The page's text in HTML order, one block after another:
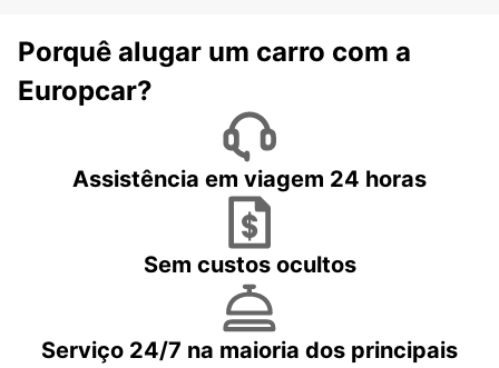
Porquê alugar um carro com a
Europcar?
Assistência em viagem 24 horas
Sem custos ocultos
Serviço 24/7 na maioria dos principais